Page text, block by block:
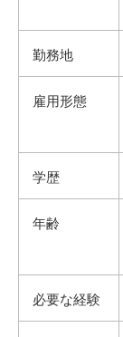
勤務地
雇用形態
学歴
年齢
必要な経験